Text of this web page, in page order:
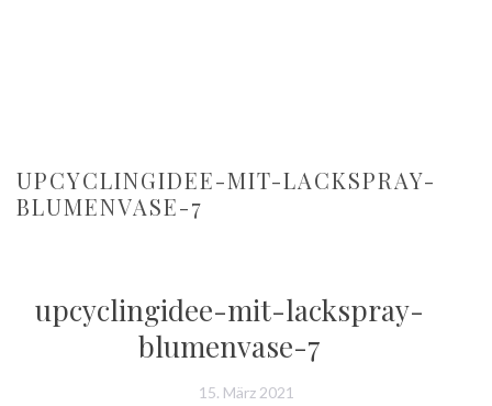
UPCYCLINGIDEE-MIT-LACKSPRAY-
BLUMENVASE-7
upcyclingidee-mit-lackspray-
blumenvase-7
15. März 2021